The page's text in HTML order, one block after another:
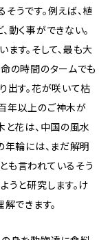
うです。例えば、植
動く事ができない。
す。そして、最も大
の時間のタームでも
出す。花が咲いて枯
年以上のご神木が
と花は、中国の風水
年輪には、まだ解明
も言われているそう
うと研究します。け
できます。